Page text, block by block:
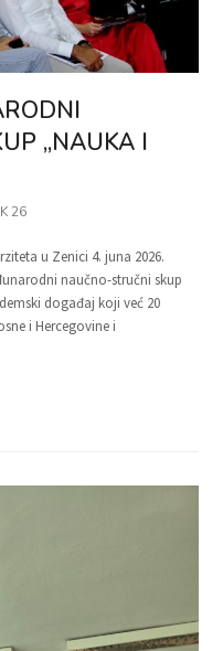
„NAUKA I
26
u Zenici 4. juna 2026.
naučno-stručni skup
događaj koji već 20
i Hercegovine i